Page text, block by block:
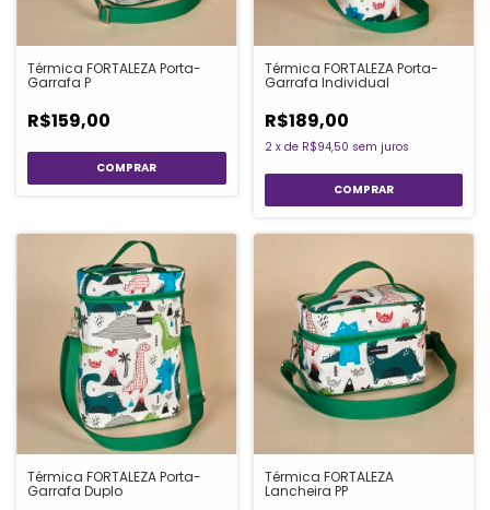
Térmica FORTALEZA Porta-
Garrafa P
R$159,00
Térmica FORTALEZA Porta-
Garrafa Individual
R$189,00
2 x de R$94,50 sem juros
Térmica FORTALEZA Porta-
Garrafa Duplo
Térmica FORTALEZA
Lancheira PP